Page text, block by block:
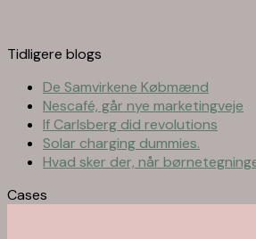
Tidligere blogs
De Samvirkene Købmænd
Nescafé, går nye marketingveje
If Carlsberg did revolutions
Solar charging dummies.
Hvad sker der, når
Cases